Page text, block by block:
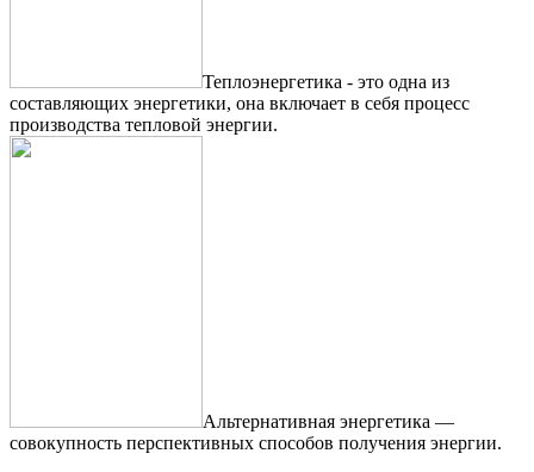
Теплоэнергетика - это одна из
составляющих энергетики, она включает в себя процесс
производства тепловой энергии.
Альтернативная энергетика —
совокупность перспективных способов получения энергии.